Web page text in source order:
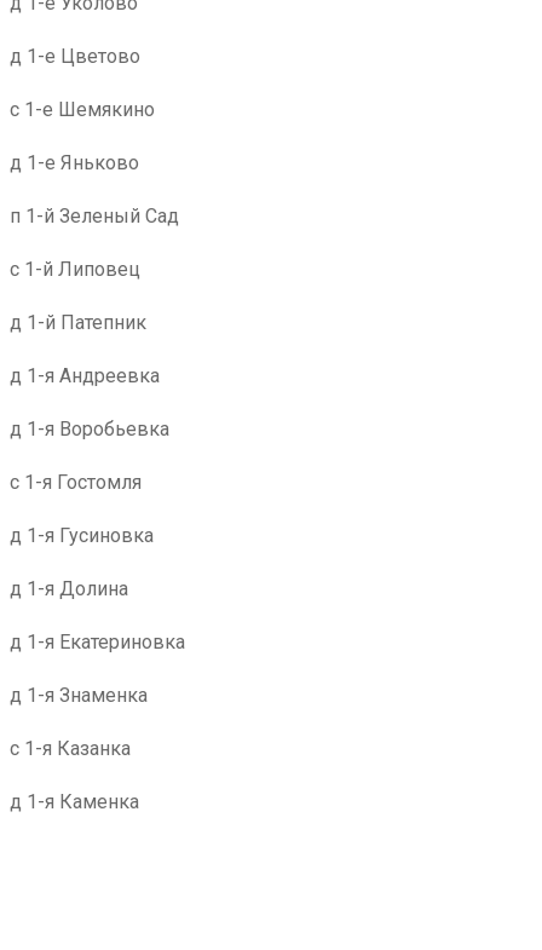
д 1-е Цветово
с 1-е Шемякино
д 1-е Яньково
п 1-й Зеленый Сад
с 1-й Липовец
д 1-й Патепник
д 1-я Андреевка
д 1-я Воробьевка
с 1-я Гостомля
д 1-я Гусиновка
д 1-я Долина
д 1-я Екатериновка
д 1-я Знаменка
с 1-я Казанка
д 1-я Каменка